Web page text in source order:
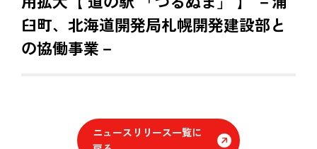
臼町、北海道開発局札幌開発建設部と
の協働事業－
ニュースリリース一覧に